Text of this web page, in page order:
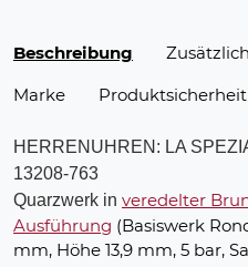
Beschreibung
Marke
Produktsicherheit
HERRENUHREN: LA
13208-763
Quarzwerk in veredelter
Ausführung (Basiswerk
mm, Höhe 13,9 mm, 5 bar,